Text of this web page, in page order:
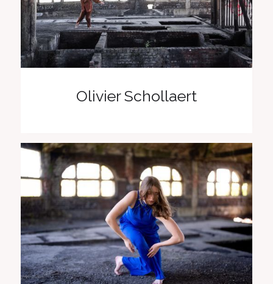
Olivier Schollaert